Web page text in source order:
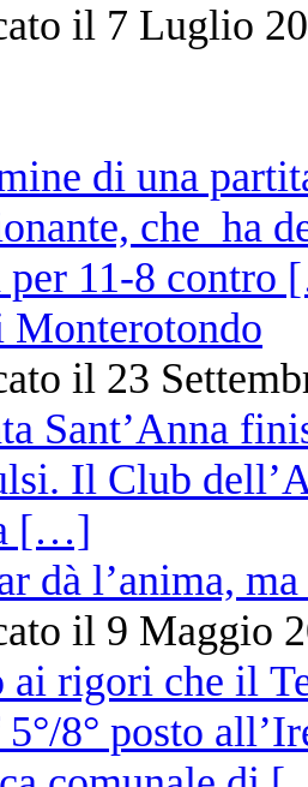
il 7 Luglio
Monterotondo
il 23
dà l’anima,
il 9 Maggio